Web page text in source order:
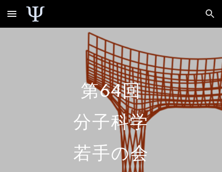
Skip to main content Skip to navigation
第64回
分子科学
若手の会